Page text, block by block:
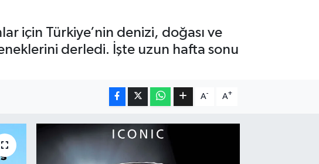
için Türkiye’nin denizi, doğası ve
derledi. İşte uzun hafta sonu
A- A+